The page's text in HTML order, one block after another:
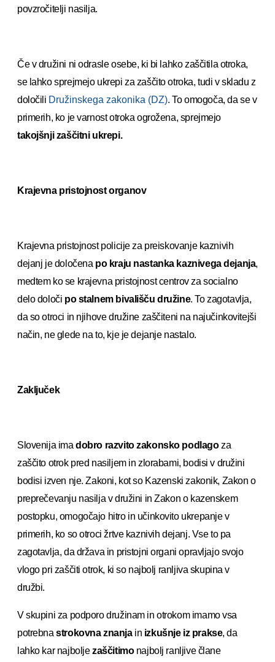
povzročitelji nasilja.
Če v družini ni odrasle osebe, ki bi lahko zaščitila otroka,
se lahko sprejmejo ukrepi za zaščito otroka, tudi v skladu z
določili Družinskega zakonika (DZ). To omogoča, da se v
primerih, ko je varnost otroka ogrožena, sprejmejo
takojšnji zaščitni ukrepi.
Krajevna pristojnost organov
Krajevna pristojnost policije za preiskovanje kaznivih
dejanj je določena po kraju nastanka kaznivega dejanja,
medtem ko se krajevna pristojnost centrov za socialno
delo določi po stalnem bivališču družine. To zagotavlja,
da so otroci in njihove družine zaščiteni na najučinkovitejši
način, ne glede na to, kje je dejanje nastalo.
Zaključek
Slovenija imadobro razvito zakonsko podlagoza
zaščito otrok pred nasiljem in zlorabami, bodisi v družini
bodisi izven nje. Zakoni, kot so Kazenski zakonik, Zakon o
preprečevanju nasilja v družini in Zakon o kazenskem
postopku, omogočajo hitro in učinkovito ukrepanje v
primerih, ko so otroci žrtve kaznivih dejanj. Vse to pa
zagotavlja, da država in pristojni organi opravljajo svojo
vlogo pri zaščiti otrok, ki so najbolj ranljiva skupina v
družbi.
V skupini za podporo družinam in otrokom imamo vsa
potrebnastrokovna znanja in izkušnje iz prakse, da
lahko kar najboljezaščitimo najbolj ranljive člane